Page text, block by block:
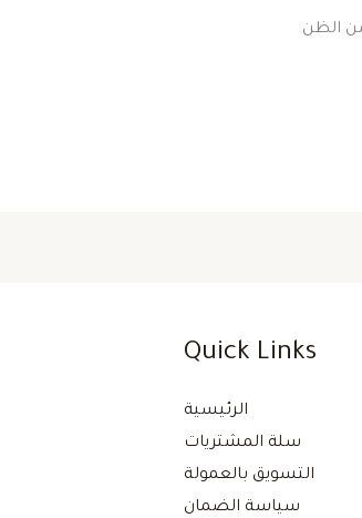
الظن
Quick Links
الرئيسية
سلة المشتريات
التسويق بالعمولة
سياسة الضمان